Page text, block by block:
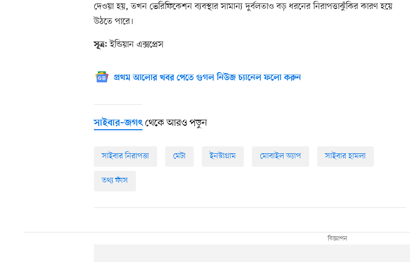
দেওয়া হয়, তখন ভেরিফিকেশন ব্যবস্থার সামান্য দুর্বলতাও বড় ধরনের নিরাপত্তাঝুঁকির কারণ হয়ে
উঠতে পারে।
সূত্র: ইন্ডিয়ান এক্সপ্রেস
প্রথম আলোর খবর পেতে গুগল নিউজ চ্যানেল ফলো করুন
সাইবার–জগৎথেকে আরও পড়ুন
সাইবার নিরাপত্তা মেটা ইনস্টাগ্রাম মোবাইল অ্যাপ সাইবার হামলা
তথ্য ফাঁস